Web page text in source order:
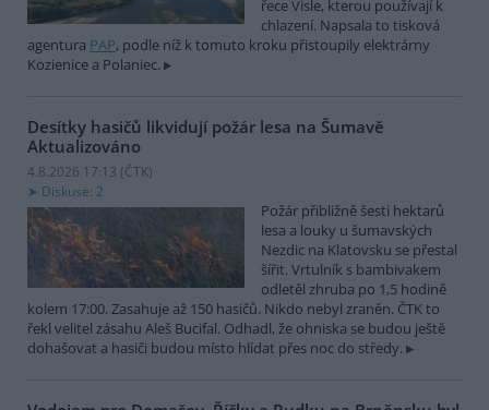
řece Visle, kterou používají k
chlazení. Napsala to tisková
agentura PAP, podle níž k tomuto kroku přistoupily elektrárny
Kozienice a Polaniec.
Desítky hasičů likvidují požár lesa na Šumavě
Aktualizováno
4.8.2026 17:13 (ČTK)
Diskuse: 2
Požár přibližně šesti hektarů
lesa a louky u šumavských
Nezdic na Klatovsku se přestal
šířit. Vrtulník s bambivakem
odletěl zhruba po 1,5 hodině
kolem 17:00. Zasahuje až 150 hasičů. Nikdo nebyl zraněn. ČTK to
řekl velitel zásahu Aleš Bucifal. Odhadl, že ohniska se budou ještě
dohašovat a hasiči budou místo hlídat přes noc do středy.